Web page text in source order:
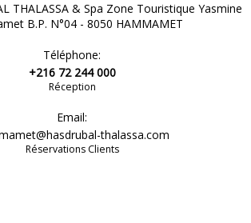
THALASSA & Spa Zone Touristique Yasmine
B.P. N°04 - 8050 HAMMAMET
Téléphone:
+216 72 244 000
Réception
Email:
thalassa.com
Réservations Clients